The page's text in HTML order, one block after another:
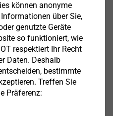
hohe
Darüber
Leib und Leben durch
auszuschließen.
Kongresshalle ist einer der
der auf die
Wasserstoff
können anonyme
über Sie,
genutzte Geräte
so funktioniert, wie
respektiert Ihr Recht
Daten. Deshalb
bestimmte
Treffen Sie
Präferenz: